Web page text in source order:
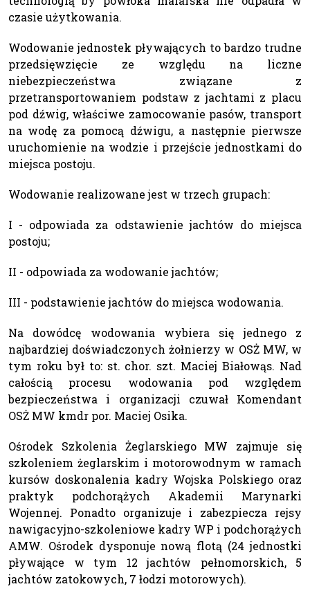
czasie użytkowania.
Wodowanie jednostek pływających to bardzo trudne
przedsięwzięcie ze względu na liczne
niebezpieczeństwa związane z
przetransportowaniem podstaw z jachtami z placu
pod dźwig, właściwe zamocowanie pasów, transport
na wodę za pomocą dźwigu, a następnie pierwsze
uruchomienie na wodzie i przejście jednostkami do
miejsca postoju.
Wodowanie realizowane jest w trzech grupach:
I - odpowiada za odstawienie jachtów do miejsca
postoju;
II - odpowiada za wodowanie jachtów;
III - podstawienie jachtów do miejsca wodowania.
Na dowódcę wodowania wybiera się jednego z
najbardziej doświadczonych żołnierzy w OSŻ MW, w
tym roku był to: st. chor. szt. Maciej Białowąs. Nad
całością procesu wodowania pod względem
bezpieczeństwa i organizacji czuwał Komendant
OSŻ MW kmdr por. Maciej Osika.
Ośrodek Szkolenia Żeglarskiego MW zajmuje się
szkoleniem żeglarskim i motorowodnym w ramach
kursów doskonalenia kadry Wojska Polskiego oraz
praktyk podchorążych Akademii Marynarki
Wojennej. Ponadto organizuje i zabezpiecza rejsy
nawigacyjno-szkoleniowe kadry WP i podchorążych
AMW. Ośrodek dysponuje nową flotą (24 jednostki
pływające w tym 12 jachtów pełnomorskich, 5
jachtów zatokowych, 7 łodzi motorowych).